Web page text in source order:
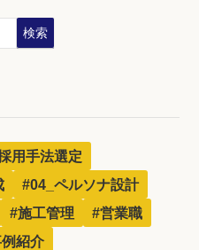
検索
用手法選定
#04_ペルソナ設計
#施工管理
#営業職
紹介